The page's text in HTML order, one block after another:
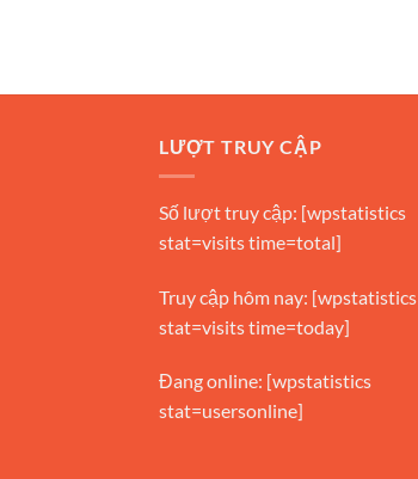
LƯỢT TRUY CẬP
Số lượt truy cập: [wpstatistics
stat=visits time=total]
Truy cập hôm nay: [wpstatistics
stat=visits time=today]
Đang online: [wpstatistics
stat=usersonline]